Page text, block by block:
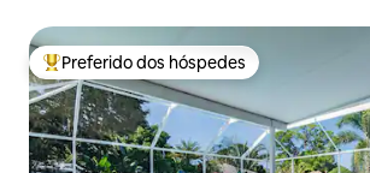
Entre os melhores preferidos dos hóspedes
Preferido dos hóspedes